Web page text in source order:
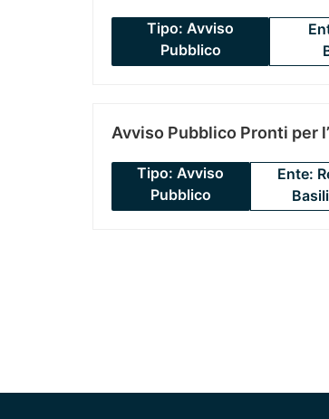
Tipo: Avviso
Pubblico
Avviso Pubblico Pronti per
Tipo: Avviso
Pubblico
Ente: